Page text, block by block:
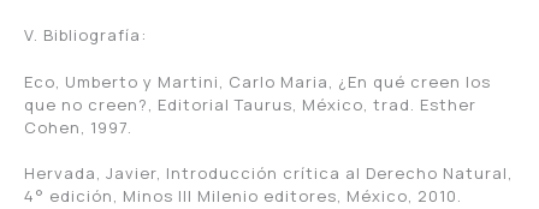
V. Bibliografía:
Eco, Umberto y Martini, Carlo Maria, ¿En qué creen los
que no creen?, Editorial Taurus, México, trad. Esther
Cohen, 1997.
Hervada, Javier, Introducción crítica al Derecho Natural,
4° edición, Minos III Milenio editores, México, 2010.